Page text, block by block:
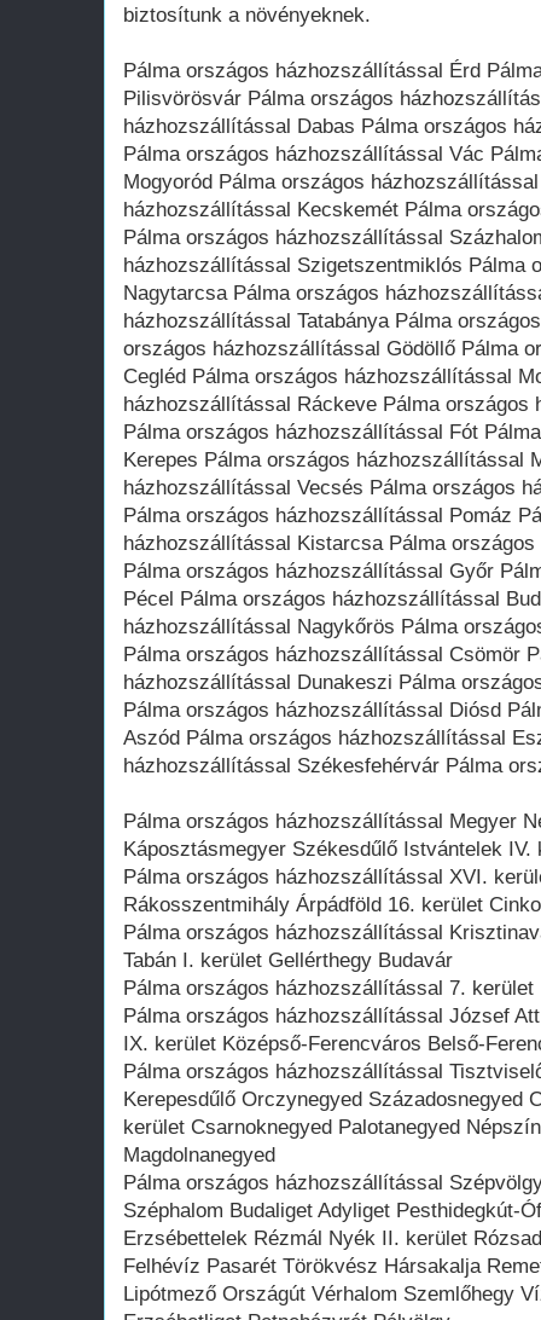
biztosítunk a növényeknek.
Pálma országos házhozszállítással Érd
Pilisvörösvár Pálma országos
házhozszállítással Dabas Pálma országos
Pálma országos házhozszállítással Vác
Mogyoród Pálma országos
házhozszállítással Kecskemét Pálma
Pálma országos házhozszállítással
házhozszállítással Szigetszentmiklós Pálma
Nagytarcsa Pálma országos
házhozszállítással Tatabánya Pálma
országos házhozszállítással Gödöllő Pálma
Cegléd Pálma országos házhozszállítással
házhozszállítással Ráckeve Pálma országos
Pálma országos házhozszállítással Fót
Kerepes Pálma országos házhozszállítással
házhozszállítással Vecsés Pálma országos
Pálma országos házhozszállítással Pomáz
házhozszállítással Kistarcsa Pálma
Pálma országos házhozszállítással Győr
Pécel Pálma országos házhozszállítással
házhozszállítással Nagykőrös Pálma
Pálma országos házhozszállítással Csömör
házhozszállítással Dunakeszi Pálma
Pálma országos házhozszállítással Diósd
Aszód Pálma országos házhozszállítással
házhozszállítással Székesfehérvár Pálma
Pálma országos házhozszállítással Megyer
Káposztásmegyer Székesdűlő Istvántelek IV.
Pálma országos házhozszállítással XVI.
Rákosszentmihály Árpádföld 16. kerület
Pálma országos házhozszállítással
Tabán I. kerület Gellérthegy Budavár
Pálma országos házhozszállítással 7.
Pálma országos házhozszállítással József
IX. kerület Középső-Ferencváros Belső-
Pálma országos házhozszállítással
Kerepesdűlő Orczynegyed Századosnegyed
kerület Csarnoknegyed Palotanegyed
Magdolnanegyed
Pálma országos házhozszállítással
Széphalom Budaliget Adyliget Pesthidegkút-
Erzsébettelek Rézmál Nyék II. kerület
Felhévíz Pasarét Törökvész Hársakalja
Lipótmező Országút Vérhalom Szemlőhegy